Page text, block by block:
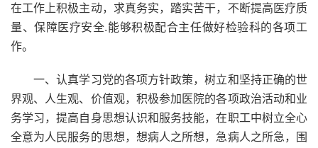
在工作上积极主动，求真务实，踏实苦干，不断提高医疗质
量、保障医疗安全.能够积极配合主任做好检验科的各项工
作。
一、认真学习党的各项方针政策，树立和坚持正确的世
界观、人生观、价值观，积极参加医院的各项政治活动和业
务学习，提高自身思想认识和服务技能，在职工中树立全心
全意为人民服务的思想，想病人之所想，急病人之所急，围